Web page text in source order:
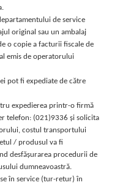
de service
original sau un ambalaj
o copie a facturii fiscale de
emis de operatorului
pot fi expediate de către
expedierea printr-o firmă
telefon: (021)9336 și solicita
costul transportului
/ produsul va fi
desfășurarea procedurii de
dumneavoastră.
în service (tur-retur) în